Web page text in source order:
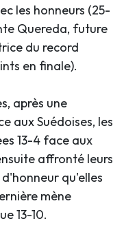
les honneurs (25-
Quereda, future
du record
en finale).
après une
aux Suédoises, les
13-4 face aux
affronté leurs
qu'elles
mène
13-10.